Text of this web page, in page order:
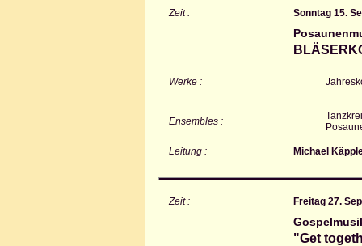
Zeit : Sonntag 15.
Werke :
Ensembles :
Leitung : Michael
Zeit : Freitag 27.
"Get